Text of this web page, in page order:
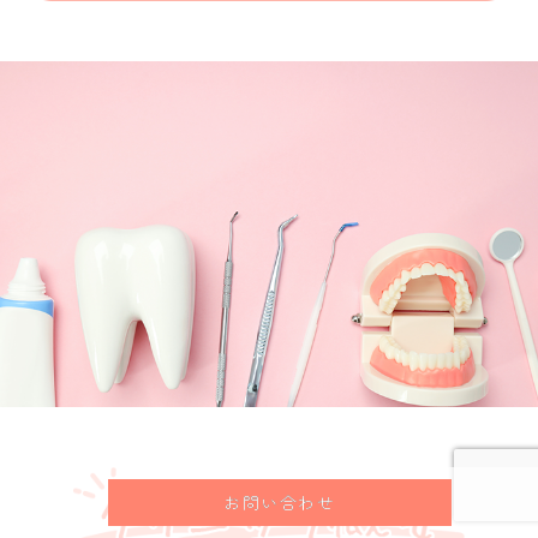
お問い合わせ